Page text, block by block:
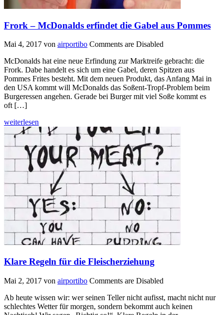
Frork – McDonalds erfindet die Gabel aus Pommes
Mai 4, 2017 von airportibo Comments are Disabled
McDonalds hat eine neue Erfindung zur Marktreife gebracht: die
Frork. Dabe handelt es sich um eine Gabel, deren Spitzen aus
Pommes Frites besteht. Mit dem neuen Produkt, das Anfang Mai in
den USA kommt will McDonalds das Soßent-Tropf-Problem beim
Burgeressen angehen. Gerade bei Burger mit viel Soße kommt es
oft […]
weiterlesen
Klare Regeln für die Fleischerziehung
Mai 2, 2017 von airportibo Comments are Disabled
Ab heute wissen wir: wer seinen Teller nicht aufisst, macht nicht nur
schlechtes Wetter für morgen, sondern bekommt auch keinen